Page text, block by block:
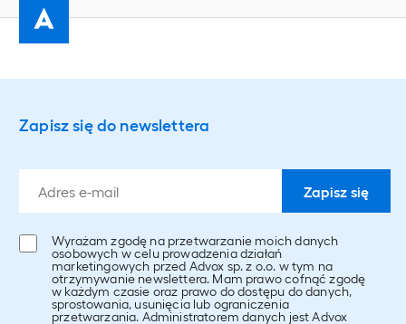
Zapisz się do newslettera
Wyrażam zgodę na przetwarzanie moich danych
osobowych w celu prowadzenia działań
marketingowych przed Advox sp. z o.o. w tym na
otrzymywanie newslettera. Mam prawo cofnąć zgodę
w każdym czasie oraz prawo do dostępu do danych,
sprostowania, usunięcia lub ograniczenia
przetwarzania. Administratorem danych jest Advox